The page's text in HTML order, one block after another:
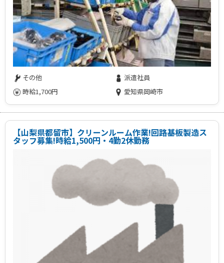
その他
派遣社員
時給1,700円
愛知県岡崎市
【山梨県都留市】クリーンルーム作業!回路基板製造ス
タッフ募集!時給1,500円・4勤2休勤務